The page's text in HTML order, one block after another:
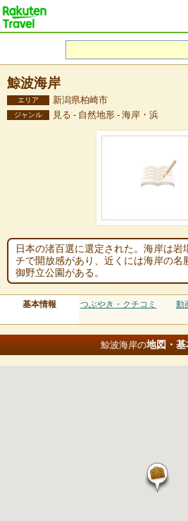
鯨波海岸
エリア 新潟県柏崎市
ジャンル 見る - 自然地形 - 海岸・浜
日本の渚百選に選定された。海岸は岩
チで開放感があり、近くには海岸の名
御野立公園がある。
基本情報 つぶやき・クチコミ 動
鯨波海岸の地図・基